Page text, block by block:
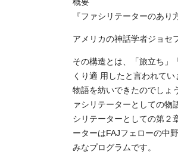
『ファシリテーターのあ
アメリカの神話学者ジョセ
その構造とは、「旅立ち」
くり適 用したと言われて
物語を紡いできたのでしょ
ァシリテーターとしての物
シリテーターとしての第２
ーターはFAJフェローの中
みなプログラムです。